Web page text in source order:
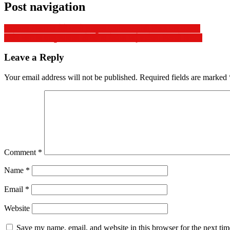
Post navigation
Leave a Reply
Your email address will not be published. Required fields are marked
Comment *
Name *
Email *
Website
Save my name, email, and website in this browser for the next